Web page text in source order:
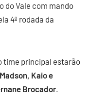
do Vale com mando
4ª rodada da
time principal estarão
Kaio e
Brocador.